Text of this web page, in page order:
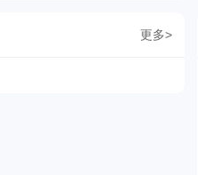
更多>